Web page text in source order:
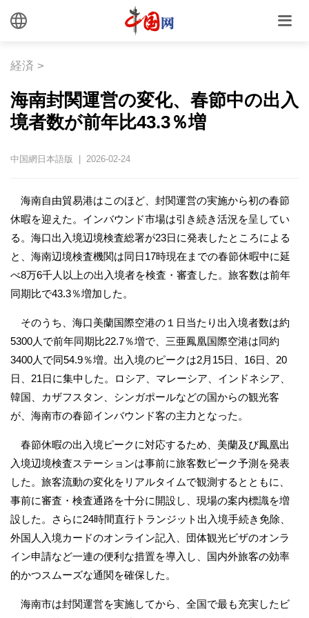
経済 >
海南封関運営の変化、春節中の出入
境者数が前年比43.3％増
中国網日本語版 | 2026-02-24
海南自由貿易港はこのほど、封関運営の実施から初の春節
休暇を迎えた。インバウンド市場は引き続き活況を呈してい
る。海口出入境辺境検査総署が23日に発表したところによる
と、海南辺境検査機関は同日17時現在までの春節休暇中に延
べ8万6千人以上の出入境者を検査・審査した。旅客数は前年
同期比で43.3％増加した。
そのうち、海口美蘭国際空港の１日当たり出入境者数は約
5300人で前年同期比22.7％増で、三亜鳳凰国際空港は同約
3400人で同54.9％増。出入境のピークは2月15日、16日、20
日、21日に集中した。ロシア、マレーシア、インドネシア、
韓国、カザフスタン、シンガポールなどの国からの観光客
が、海南市の春節インバウンド客の主力となった。
春節休暇の出入境ピークに対応するため、美蘭及び鳳凰出
入境辺境検査ステーションは事前に旅客数ピーク予測を発表
した。旅客流動の変化をリアルタイムで観測するとともに、
事前に審査・検査通路を十分に開設し、現場の案内標識を増
設した。さらに24時間直行トランジット出入境手続き免除、
外国人入境カードのオンライン記入、団体観光ビザのオンラ
イン申請など一連の便利な措置を導入し、国内外旅客の効率
的かつスムーズな通関を確保した。
海南市は封関運営を実施してから、全国で最も充実したビ